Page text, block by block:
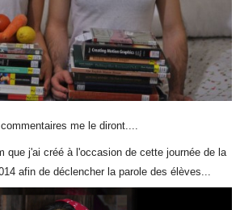
me le diront....
que j'ai créé à l'occasion de cette journée de la
afin de déclencher la parole des élèves...